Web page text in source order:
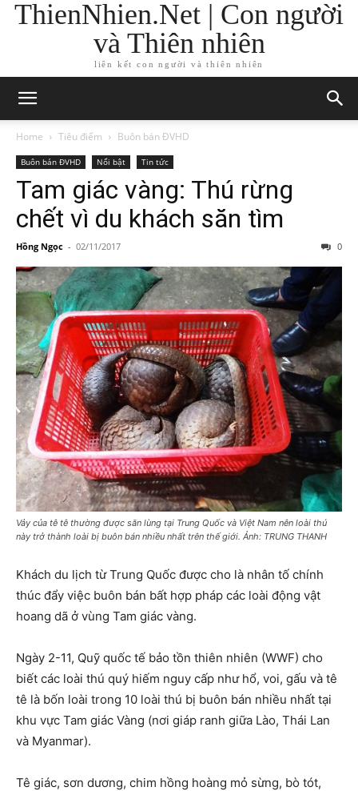
ThienNhien.Net | Con người
và Thiên nhiên
liên kết con người và thiên nhiên
Home Tiêu điểm Buôn bán ĐVHD
Buôn bán ĐVHD Nổi bật Tin tức
Tam giác vàng: Thú rừng
chết vì du khách săn tìm
Hồng Ngọc - 02/11/2017 0
Vảy của tê tê thường được săn lùng tại Trung Quốc và Việt Nam nên loài thú
này trở thành loài bị buôn bán nhiều nhất trên thế giới. Ảnh: TRUNG THANH
Khách du lịch từ Trung Quốc được cho là nhân tố chính
thúc đẩy việc buôn bán bất hợp pháp các loài động vật
hoang dã ở vùng Tam giác vàng.
Ngày 2-11, Quỹ quốc tế bảo tồn thiên nhiên (WWF) cho
biết các loài thú quý hiếm nguy cấp như hổ, voi, gấu và tê
tê là bốn loài trong 10 loài thú bị buôn bán nhiều nhất tại
khu vực Tam giác Vàng (nơi giáp ranh giữa Lào, Thái Lan
và Myanmar).
Tê giác, sơn dương, chim hồng hoàng mỏ sừng, bò tót,